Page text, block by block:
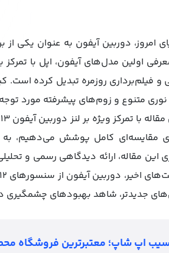
امروز، دوربین آیفون به عنوان یکی
اولین مدل‌های آیفون، اپل با تمرکز
فیلم‌برداری روزمره تبدیل کرده است.
متنوع و زوم‌های پیشرفته مورد
مقایسه‌ای کامل پوشش می‌دهیم،
این مقاله، ارائه دیدگاهی رسمی و
جدیدتر، شاهد بهبودهای چشمگیری
اپ شاپ؛ معتبرترین فروشگاه